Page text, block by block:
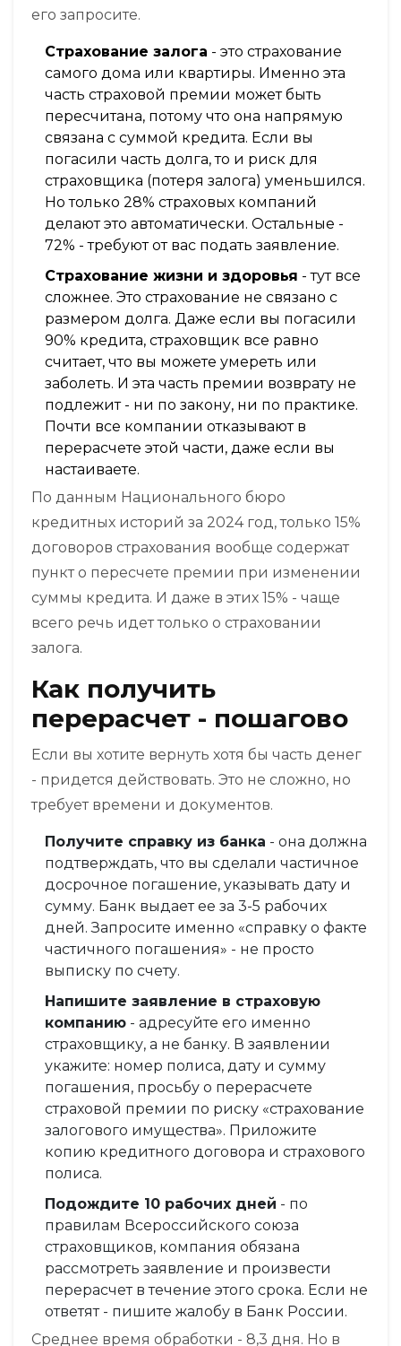
его запросите.
Страхование залога - это страхование
самого дома или квартиры. Именно эта
часть страховой премии может быть
пересчитана, потому что она напрямую
связана с суммой кредита. Если вы
погасили часть долга, то и риск для
страховщика (потеря залога) уменьшился.
Но только 28% страховых компаний
делают это автоматически. Остальные -
72% - требуют от вас подать заявление.
Страхование жизни и здоровья - тут все
сложнее. Это страхование не связано с
размером долга. Даже если вы погасили
90% кредита, страховщик все равно
считает, что вы можете умереть или
заболеть. И эта часть премии возврату не
подлежит - ни по закону, ни по практике.
Почти все компании отказывают в
перерасчете этой части, даже если вы
настаиваете.
По данным Национального бюро
кредитных историй за 2024 год, только 15%
договоров страхования вообще содержат
пункт о пересчете премии при изменении
суммы кредита. И даже в этих 15% - чаще
всего речь идет только о страховании
залога.
Как получить
перерасчет - пошагово
Если вы хотите вернуть хотя бы часть денег
- придется действовать. Это не сложно, но
требует времени и документов.
Получите справку из банка - она должна
подтверждать, что вы сделали частичное
досрочное погашение, указывать дату и
сумму. Банк выдает ее за 3-5 рабочих
дней. Запросите именно «справку о факте
частичного погашения» - не просто
выписку по счету.
Напишите заявление в страховую
компанию - адресуйте его именно
страховщику, а не банку. В заявлении
укажите: номер полиса, дату и сумму
погашения, просьбу о перерасчете
страховой премии по риску «страхование
залогового имущества». Приложите
копию кредитного договора и страхового
полиса.
Подождите 10 рабочих дней - по
правилам Всероссийского союза
страховщиков, компания обязана
рассмотреть заявление и произвести
перерасчет в течение этого срока. Если не
ответят - пишите жалобу в Банк России.
Среднее время обработки - 8,3 дня. Но в